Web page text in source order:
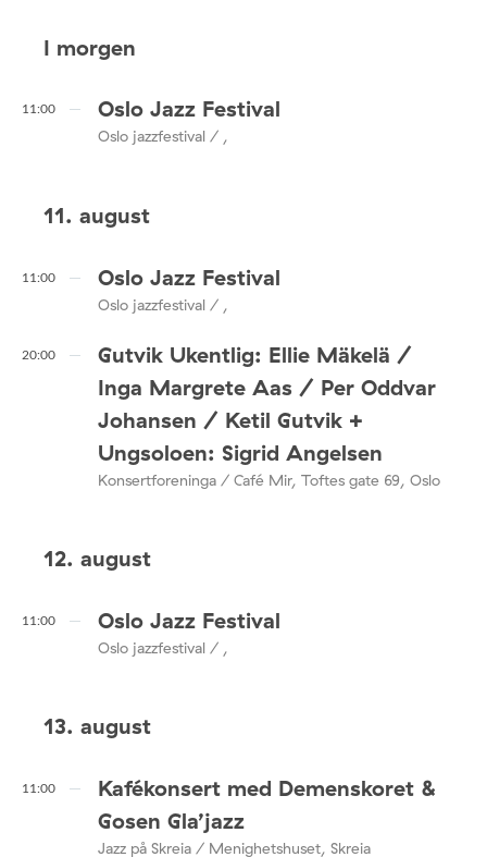
I morgen
11:00 Oslo Jazz Festival
Oslo jazzfestival / ,
11. august
11:00 Oslo Jazz Festival
Oslo jazzfestival / ,
20:00
Gutvik Ukentlig: Ellie Mäkelä /
Inga Margrete Aas / Per Oddvar
Johansen / Ketil Gutvik +
Ungsoloen: Sigrid Angelsen
Konsertforeninga / Café Mir, Toftes gate 69, Oslo
12. august
11:00 Oslo Jazz Festival
Oslo jazzfestival / ,
13. august
11:00
Kafékonsert med Demenskoret &
Gosen Gla’jazz
Jazz på Skreia / Menighetshuset, Skreia